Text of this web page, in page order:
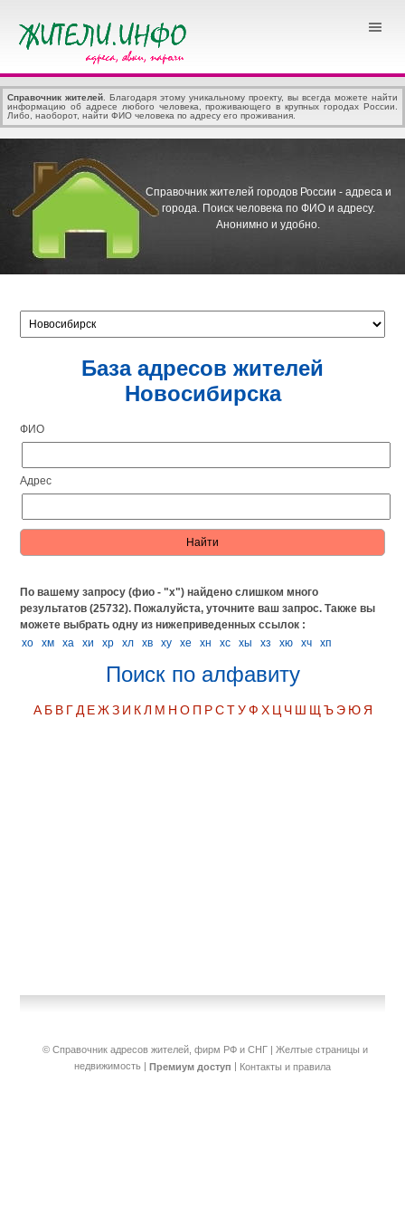
Справочник жителей . Благодаря этому уникальному проекту, вы всегда можете найти
информацию об адресе любого человека, проживающего в крупных городах России.
Либо, наоборот, найти ФИО человека по адресу его проживания.
Справочник жителей городов России - адреса и
города. Поиск человека по ФИО и адресу.
Анонимно и удобно.
База адресов жителей
Новосибирска
ФИО
Адрес
По вашему запросу (фио - "х") найдено слишком много
результатов (25732). Пожалуйста, уточните ваш запрос.Также вы
можете выбрать одну из нижеприведенных ссылок :
хо
хм ха хи хр хл хв ху хе хн хс хы хз хю хч хп
Поиск по алфавиту
А Б В Г Д Е Ж З И К Л М Н О П Р С Т У Ф Х Ц Ч Ш Щ Ъ Э Ю Я
© Справочник адресов жителей, фирм РФ и СНГ | Желтые страницы и
недвижимость | Премиум доступ | Контакты и правила